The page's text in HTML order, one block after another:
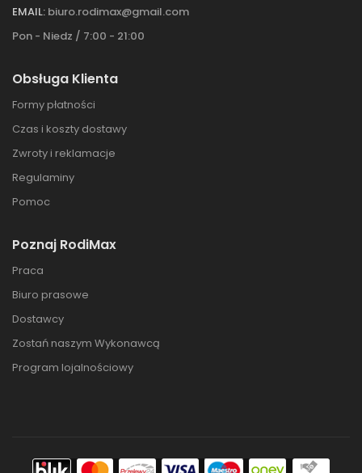
EMAIL: biuro.rodimax@gmail.com
Pon - Niedz / 7:00 - 21:00
Obsługa Klienta
Formy płatności
Czas i koszty dostawy
Zwroty i reklamacje
Regulaminy
Pomoc
Poznaj RodiMax
Praca
Biuro prasowe
Dostawcy
Zostań naszym Wykonawcą
Program lojalnościowy